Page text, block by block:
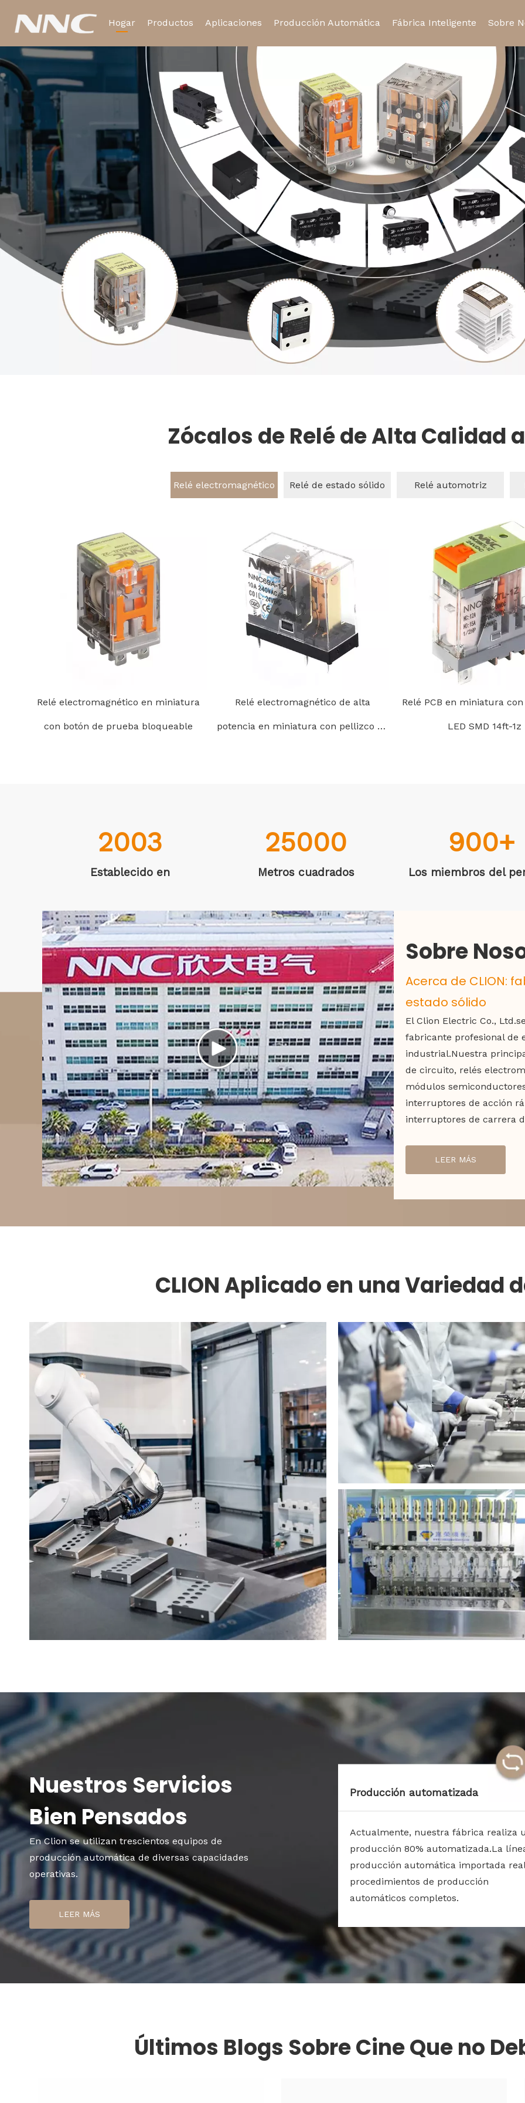
Hogar Productos
Relé electromagnético Relé automotriz
Relé de tiempo Toma de relé Micro interruptor
Aplicaciones Producción Automática Fábrica Inteligente Sobre
Zócalos de Relé de Alta Calidad
Relé electromagnético Relé de estado sólido Relé automotriz
Relé electromagnético en miniatura
con botón de prueba bloqueable
Relé electromagnético de alta
potencia en miniatura con pellizco de
Relé PCB en miniatura
LED SMD 14ft-1z
2003
Establecido en
25000
Metros cuadrados
900+
Los miembros del
Sobre
Acerca de CLION:
estado sólido
El Clion Electric Co.,
fabricante profesional de
industrial.Nuestra
de circuito, relés
módulos
interruptores de acción
interruptores de carrera
LEER MÁS
CLION Aplicado en una Variedad
Nuestros Servicios
Bien Pensados
En Clion se utilizan trescientos equipos de
producción automática de diversas capacidades
operativas.
LEER MÁS
Producción automatizada
Actualmente, nuestra fábrica realiza
producción 80% automatizada.La
producción automática importada
procedimientos de producción
automáticos completos.
Últimos Blogs Sobre Cine Que no